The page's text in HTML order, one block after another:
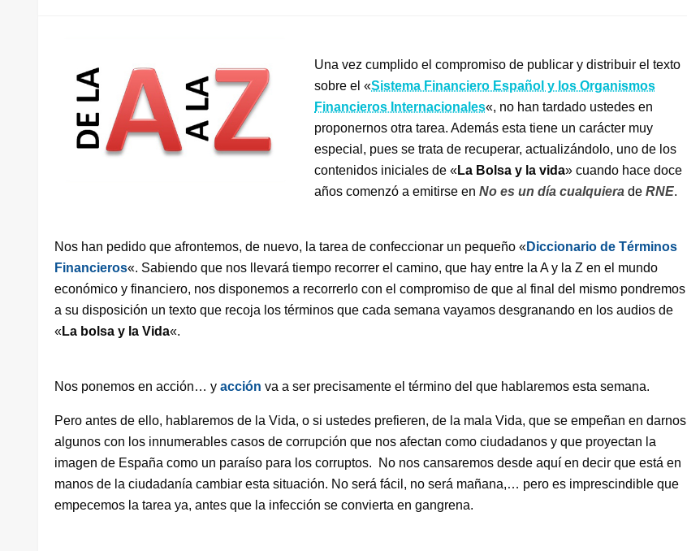
Una vez cumplido el compromiso de publicar y distribuir el texto
sobre el «Sistema Financiero Español y los Organismos
Financieros Internacionales«, no han tardado ustedes en
proponernos otra tarea. Además esta tiene un carácter muy
especial, pues se trata de recuperar, actualizándolo, uno de los
contenidos iniciales de «La Bolsa y la vida» cuando hace doce
años comenzó a emitirse en No es un día cualquiera de RNE.
Nos han pedido que afrontemos, de nuevo, la tarea de confeccionar un pequeño «Diccionario de Términos
Financieros«. Sabiendo que nos llevará tiempo recorrer el camino, que hay entre la A y la Z en el mundo
económico y financiero, nos disponemos a recorrerlo con el compromiso de que al final del mismo pondremos
a su disposición un texto que recoja los términos que cada semana vayamos desgranando en los audios de
«La bolsa y la Vida«.
Nos ponemos en acción… y acción va a ser precisamente el término del que hablaremos esta semana.
Pero antes de ello, hablaremos de la Vida, o si ustedes prefieren, de la mala Vida, que se empeñan en darnos
algunos con los innumerables casos de corrupción que nos afectan como ciudadanos y que proyectan la
imagen de España como un paraíso para los corruptos. No nos cansaremos desde aquí en decir que está en
manos de la ciudadanía cambiar esta situación. No será fácil, no será mañana,… pero es imprescindible que
empecemos la tarea ya, antes que la infección se convierta en gangrena.